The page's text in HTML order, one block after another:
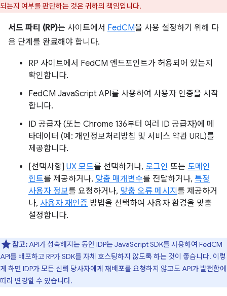
되는지 여부를 판단하는 것은 귀하의 책임입니다.
서드 파티 (RP)는 사이트에서 FedCM을 사용 설정하기 위해 다
음 단계를 완료해야 합니다.
RP 사이트에서 FedCM 엔드포인트가 허용되어 있는지
확인합니다.
FedCM JavaScript API를 사용하여 사용자 인증을 시작
합니다.
ID 공급자 (또는 Chrome 136부터 여러 ID 공급자)에 메
타데이터 (예: 개인정보처리방침 및 서비스 약관 URL)를
제공합니다.
[선택사항] UX 모드를 선택하거나, 로그인 또는 도메인
힌트를 제공하거나, 맞춤 매개변수를 전달하거나, 특정
사용자 정보를 요청하거나, 맞춤 오류 메시지 를 제공하거
나, 사용자 재인증 방법을 선택하여 사용자 환경을 맞춤
설정합니다.
참고:API가 성숙해지는 동안 IDP는 JavaScript SDK를 사용하여 FedCM
API를 배포하고 RP가 SDK를 자체 호스팅하지 않도록 하는 것이 좋습니다. 이렇
게 하면 IDP가 모든 신뢰 당사자에게 재배포를 요청하지 않고도 API가 발전함에
따라 변경할 수 있습니다.